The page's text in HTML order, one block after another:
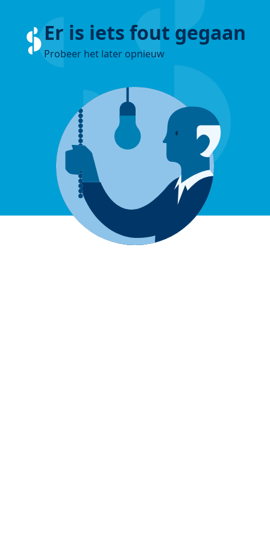
Er is iets fout gegaan
Probeer het later opnieuw